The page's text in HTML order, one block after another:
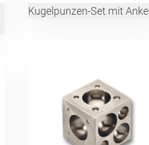
Kugelpunzen-Set mit Anke